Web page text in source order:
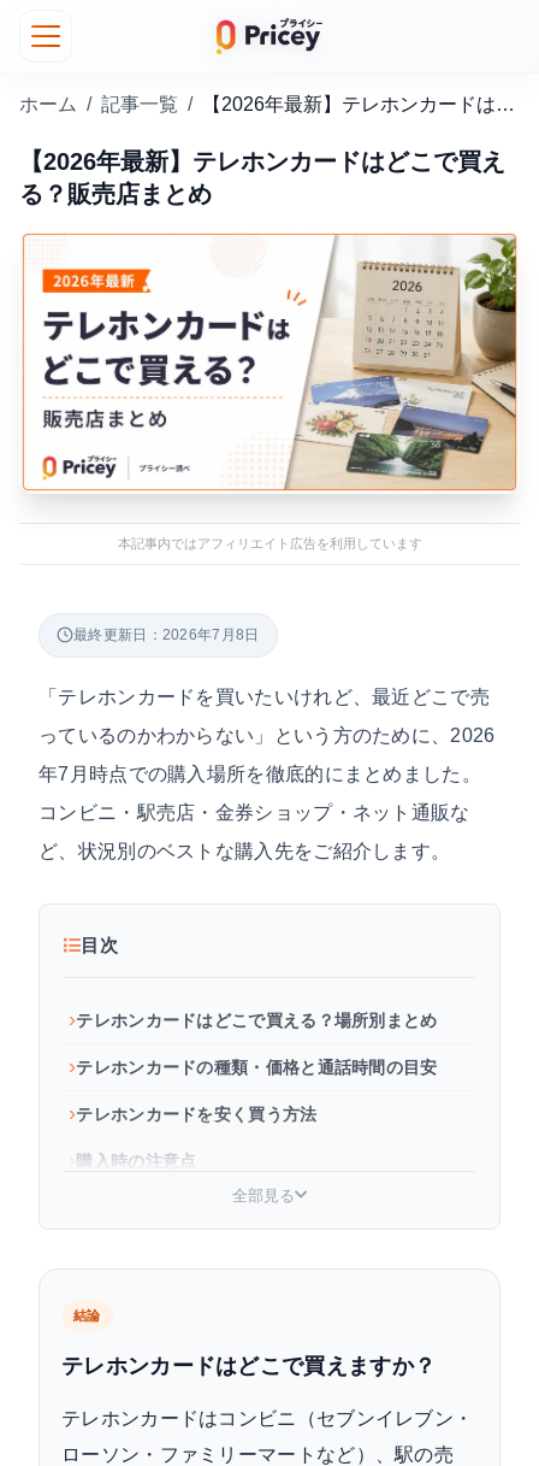
ホーム / 記事一覧 / 【2026年最新】テレホンカードはどこで買える？販売店まとめ
【2026年最新】テレホンカードはどこで買え
る？販売店まとめ
本記事内ではアフィリエイト広告を利用しています
最終更新日：2026年7月8日
「テレホンカードを買いたいけれど、最近どこで売
っているのかわからない」という方のために、2026
年7月時点での購入場所を徹底的にまとめました。
コンビニ・駅売店・金券ショップ・ネット通販な
ど、状況別のベストな購入先をご紹介します。
目次
テレホンカードはどこで買える？場所別まとめ
テレホンカードの種類・価格と通話時間の目安
テレホンカードを安く買う方法
購入時の注意点
全部見る
結論
テレホンカードはどこで買えますか？
テレホンカードはコンビニ（セブンイレブン・
ローソン・ファミリーマートなど）、駅の売